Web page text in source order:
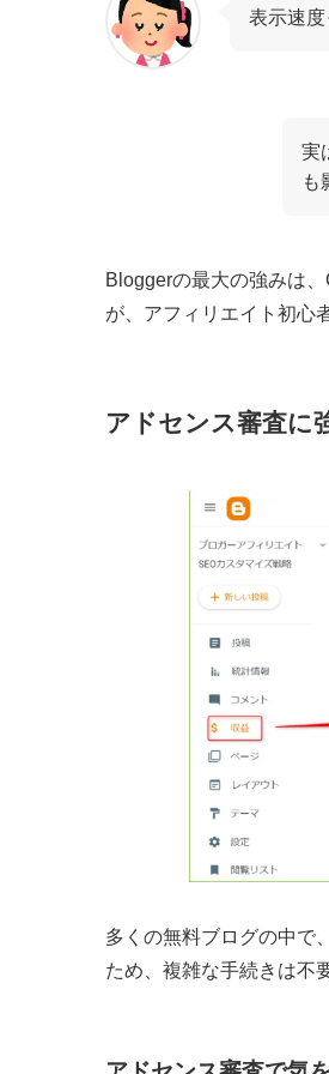
表示速度
実
も
Bloggerの最大の強みは
が、アフィリエイト初心
アドセンス審査に
多くの無料ブログの中で
ため、複雑な手続きは不